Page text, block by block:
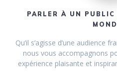
PARLER À UN
Qu’il s’agisse d’une audience
nous vous accompagnons
expérience plaisante et